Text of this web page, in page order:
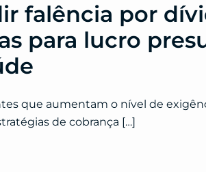
falência por
para lucro
que aumentam o nível de
de cobrança […]